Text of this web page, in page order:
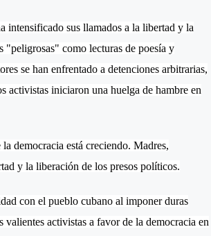
intensificado sus llamados a la libertad y la
"peligrosas" como lecturas de poesía y
se han enfrentado a detenciones arbitrarias,
activistas iniciaron una huelga de hambre en
democracia está creciendo. Madres,
y la liberación de los presos políticos.
con el pueblo cubano al imponer duras
activistas a favor de la democracia en